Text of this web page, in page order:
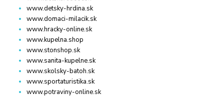
www.detsky-hrdina.sk
www.domaci-milacik.sk
www.hracky-online.sk
www.kupelna.shop
www.stonshop.sk
www.sanita-kupelne.sk
www.skolsky-batoh.sk
www.sportaturistika.sk
www.potraviny-online.sk